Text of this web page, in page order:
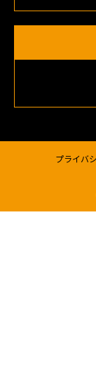
プライバ